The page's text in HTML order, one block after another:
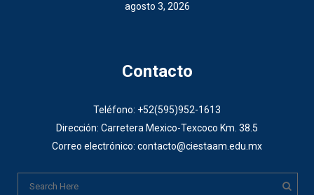
agosto 3, 2026
Contacto
Teléfono: +52(595)952-1613
Dirección: Carretera Mexico-Texcoco Km. 38.5
Correo electrónico: contacto@ciestaam.edu.mx